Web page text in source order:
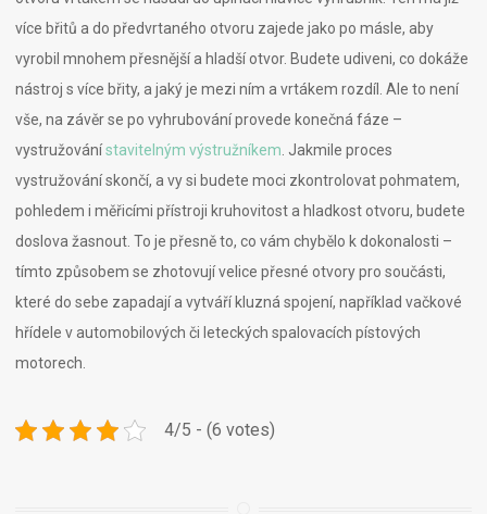
více břitů a do předvrtaného otvoru zajede jako po másle, aby
vyrobil mnohem přesnější a hladší otvor. Budete udiveni, co dokáže
nástroj s více břity, a jaký je mezi ním a vrtákem rozdíl. Ale to není
vše, na závěr se po vyhrubování provede konečná fáze –
vystružovánístavitelným výstružníkem . Jakmile proces
vystružování skončí, a vy si budete moci zkontrolovat pohmatem,
pohledem i měřicími přístroji kruhovitost a hladkost otvoru, budete
doslova žasnout. To je přesně to, co vám chybělo k dokonalosti –
tímto způsobem se zhotovují velice přesné otvory pro součásti,
které do sebe zapadají a vytváří kluzná spojení, například vačkové
hřídele v automobilových či leteckých spalovacích pístových
motorech.
4/5 - (6 votes)